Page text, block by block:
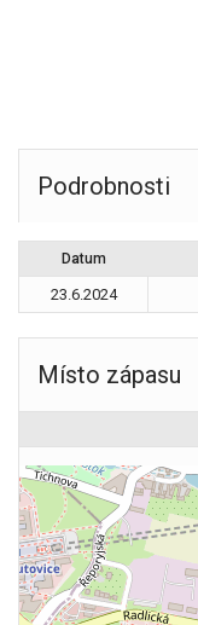
Podrobnosti
Datum
23.6.2024
Místo zápasu